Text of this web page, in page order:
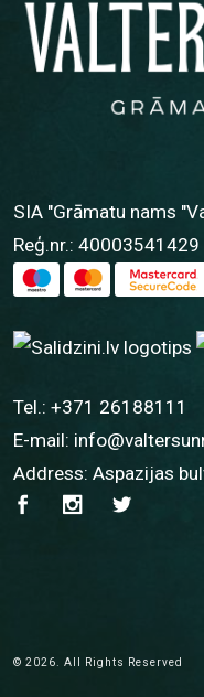
SIA "Grāmatu nams
Reģ.nr.: 40003541429
Tel.: +371 26188111
E-mail:
Address: Aspazijas
© 2026. All Rights Reserved